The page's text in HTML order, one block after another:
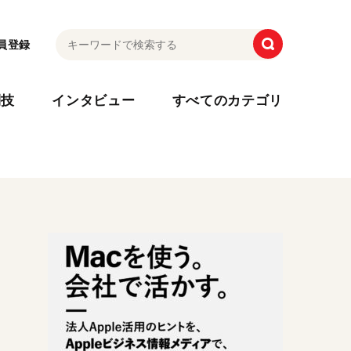
登録
インタビュー すべてのカテゴリ